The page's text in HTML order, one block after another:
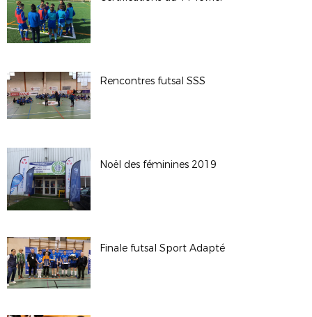
Rencontres futsal SSS
Noël des féminines 2019
Finale futsal Sport Adapté